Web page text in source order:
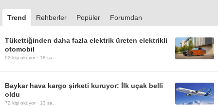
Trend Rehberler Popüler Forumdan
Tükettiğinden daha fazla elektrik üreten elektrikli
otomobil
92 kişi okuyor · 18 sa.
Baykar hava kargo şirketi kuruyor: İlk uçak belli
oldu
72 kişi okuyor · 13 sa.